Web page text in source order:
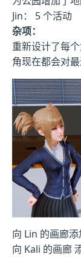
Jin： 5 个活动
杂项：
重新设计了每
角现在都会对最
向 Lin 的画廊
向 Kali 的画廊